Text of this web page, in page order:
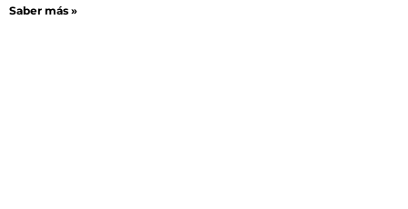
Saber más »